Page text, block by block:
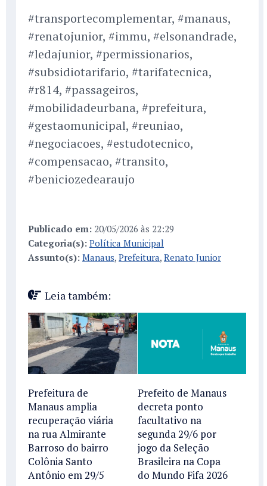
#transportecomplementar, #manaus,
#renatojunior, #immu, #elsonandrade,
#ledajunior, #permissionarios,
#subsidiotarifario, #tarifatecnica,
#r814, #passageiros,
#mobilidadeurbana, #prefeitura,
#gestaomunicipal, #reuniao,
#negociacoes, #estudotecnico,
#compensacao, #transito,
#beniciozedearaujo
Publicado em: 20/05/2026 às 22:29
Categoria(s): Política Municipal
Assunto(s): Manaus, Prefeitura, Renato Junior
Leia também:
Prefeitura de
Manaus amplia
recuperação viária
na rua Almirante
Barroso do bairro
Colônia Santo
Antônio em 29/5
Prefeito de Manaus
decreta ponto
facultativo na
segunda 29/6 por
jogo da Seleção
Brasileira na Copa
do Mundo Fifa 2026